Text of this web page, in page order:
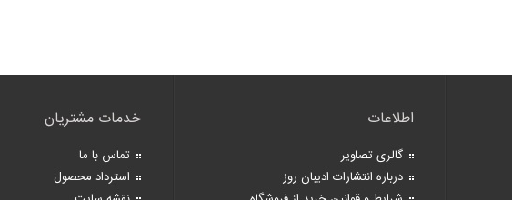
اطلاعات
گالری تصاویر
درباره انتشارات ادیبان روز
خدمات مشتریان
تماس با ما
استرداد محصول